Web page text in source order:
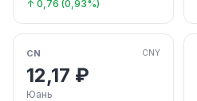
↑ 0,76 (0,93%)
CN CNY
12,17 ₽
Юань